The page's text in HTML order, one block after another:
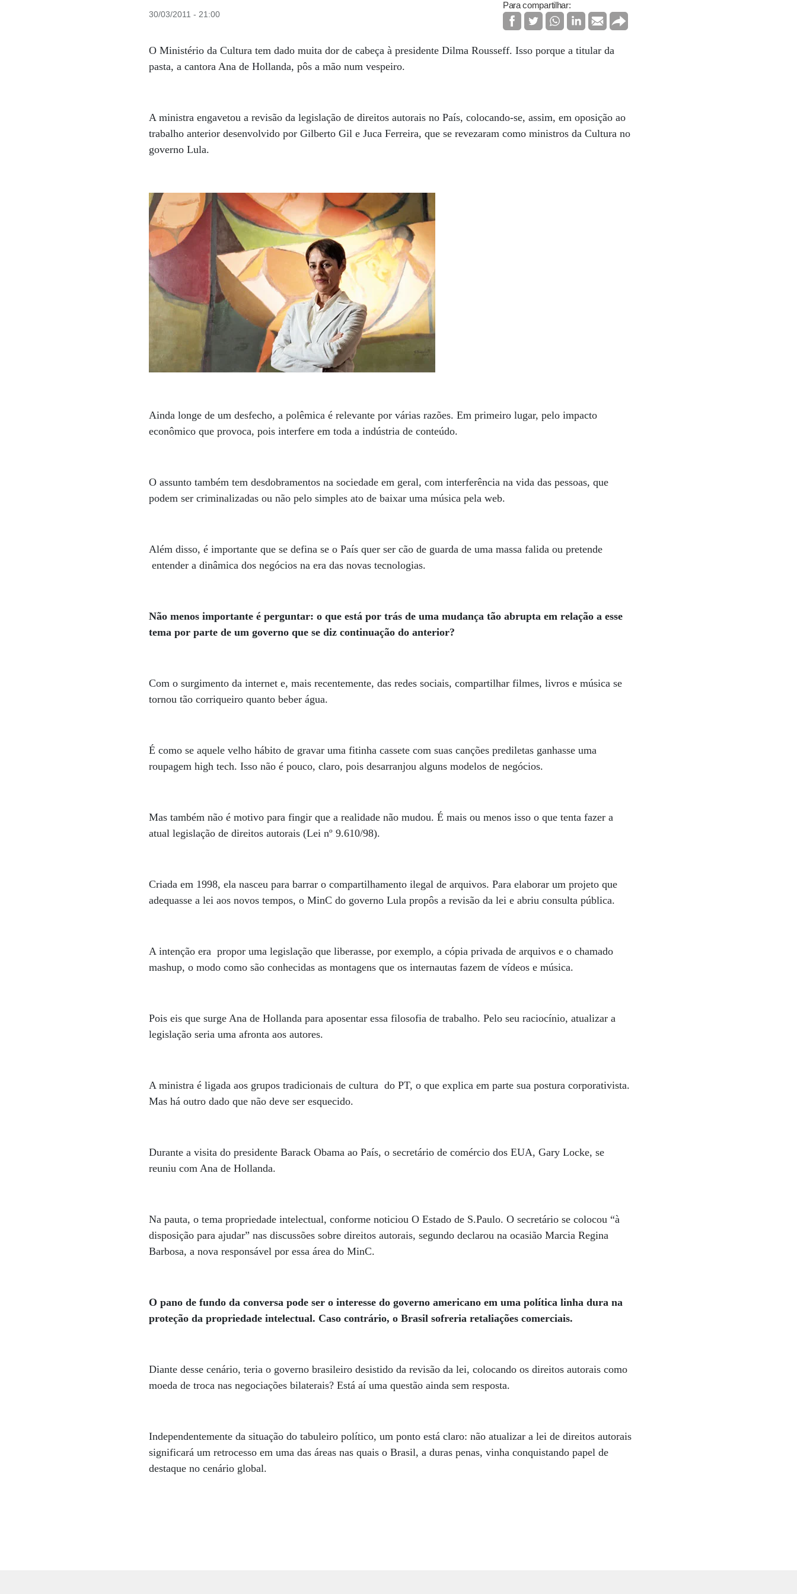
30/03/2011 - 21:00
Para compartilhar:
O Ministério da Cultura tem dado muita dor de cabeça à presidente Dilma Rousseff. Isso porque a titular da
pasta, a cantora Ana de Hollanda, pôs a mão num vespeiro.
A ministra engavetou a revisão da legislação de direitos autorais no País, colocando-se, assim, em oposição ao
trabalho anterior desenvolvido por Gilberto Gil e Juca Ferreira, que se revezaram como ministros da Cultura no
governo Lula.
Ainda longe de um desfecho, a polêmica é relevante por várias razões. Em primeiro lugar, pelo impacto
econômico que provoca, pois interfere em toda a indústria de conteúdo.
O assunto também tem desdobramentos na sociedade em geral, com interferência na vida das pessoas, que
podem ser criminalizadas ou não pelo simples ato de baixar uma música pela web.
Além disso, é importante que se defina se o País quer ser cão de guarda de uma massa falida ou pretende
entender a dinâmica dos negócios na era das novas tecnologias.
Não menos importante é perguntar: o que está por trás de uma mudança tão abrupta em relação a esse
tema por parte de um governo que se diz continuação do anterior?
Com o surgimento da internet e, mais recentemente, das redes sociais, compartilhar filmes, livros e música se
tornou tão corriqueiro quanto beber água.
É como se aquele velho hábito de gravar uma fitinha cassete com suas canções prediletas ganhasse uma
roupagem high tech. Isso não é pouco, claro, pois desarranjou alguns modelos de negócios.
Mas também não é motivo para fingir que a realidade não mudou. É mais ou menos isso o que tenta fazer a
atual legislação de direitos autorais (Lei nº 9.610/98).
Criada em 1998, ela nasceu para barrar o compartilhamento ilegal de arquivos. Para elaborar um projeto que
adequasse a lei aos novos tempos, o MinC do governo Lula propôs a revisão da lei e abriu consulta pública.
A intenção era propor uma legislação que liberasse, por exemplo, a cópia privada de arquivos e o chamado
mashup, o modo como são conhecidas as montagens que os internautas fazem de vídeos e música.
Pois eis que surge Ana de Hollanda para aposentar essa filosofia de trabalho. Pelo seu raciocínio, atualizar a
legislação seria uma afronta aos autores.
A ministra é ligada aos grupos tradicionais de cultura do PT, o que explica em parte sua postura corporativista.
Mas há outro dado que não deve ser esquecido.
Durante a visita do presidente Barack Obama ao País, o secretário de comércio dos EUA, Gary Locke, se
reuniu com Ana de Hollanda.
Na pauta, o tema propriedade intelectual, conforme noticiou O Estado de S.Paulo. O secretário se colocou “à
disposição para ajudar” nas discussões sobre direitos autorais, segundo declarou na ocasião Marcia Regina
Barbosa, a nova responsável por essa área do MinC.
O pano de fundo da conversa pode ser o interesse do governo americano em uma política linha dura na
proteção da propriedade intelectual. Caso contrário, o Brasil sofreria retaliações comerciais.
Diante desse cenário, teria o governo brasileiro desistido da revisão da lei, colocando os direitos autorais como
moeda de troca nas negociações bilaterais? Está aí uma questão ainda sem resposta.
Independentemente da situação do tabuleiro político, um ponto está claro: não atualizar a lei de direitos autorais
significará um retrocesso em uma das áreas nas quais o Brasil, a duras penas, vinha conquistando papel de
destaque no cenário global.